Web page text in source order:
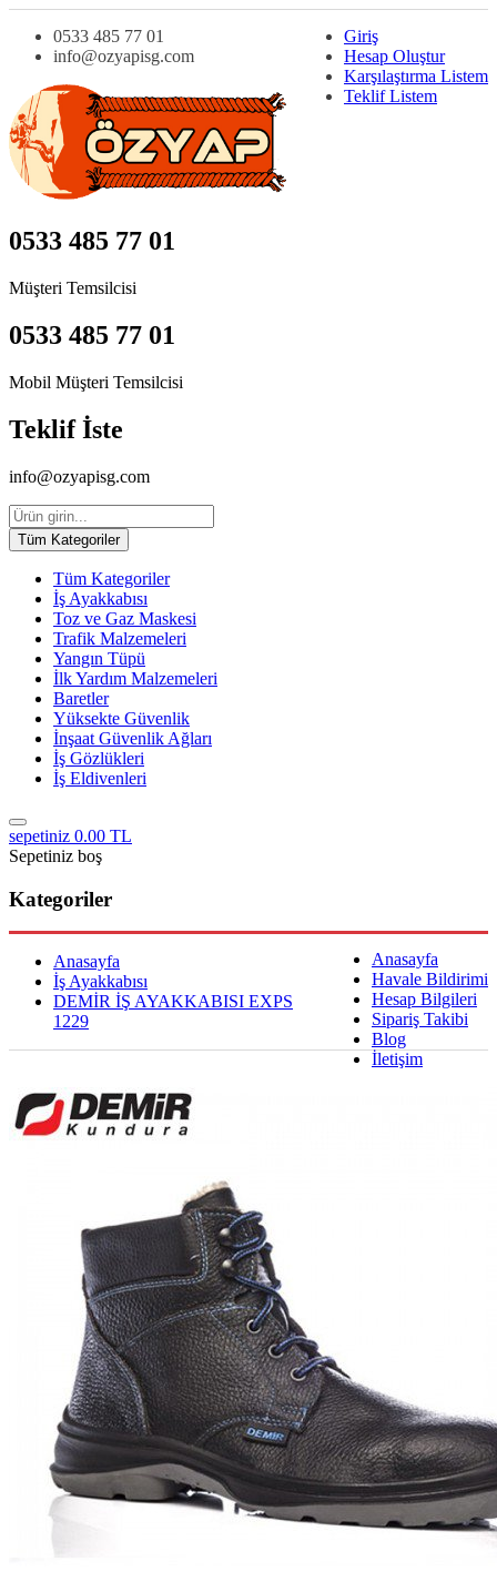
0533 485 77 01
info@ozyapisg.com
Giriş
Hesap Oluştur
Karşılaştırma Listem
Teklif Listem
0533 485 77 01
Müşteri Temsilcisi
0533 485 77 01
Mobil Müşteri Temsilcisi
Teklif İste
info@ozyapisg.com
Tüm Kategoriler
Tüm Kategoriler
İş Ayakkabısı
Toz ve Gaz Maskesi
Trafik Malzemeleri
Yangın Tüpü
İlk Yardım Malzemeleri
Baretler
Yüksekte Güvenlik
İnşaat Güvenlik Ağları
İş Gözlükleri
İş Eldivenleri
sepetiniz 0.00 TL
Sepetiniz boş
Kategoriler
Anasayfa
Havale Bildirimi
Hesap Bilgileri
Sipariş Takibi
Blog
İletişim
Anasayfa
İş Ayakkabısı
DEMİR İŞ AYAKKABISI EXPS
1229